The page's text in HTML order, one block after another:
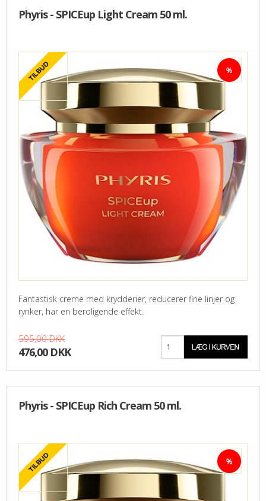
Phyris - SPICEup Light Cream 50 ml.
Fantastisk creme med krydderier, reducerer fine linjer og
rynker, har en beroligende effekt.
595,00 DKK
476,00 DKK
Phyris - SPICEup Rich Cream 50 ml.